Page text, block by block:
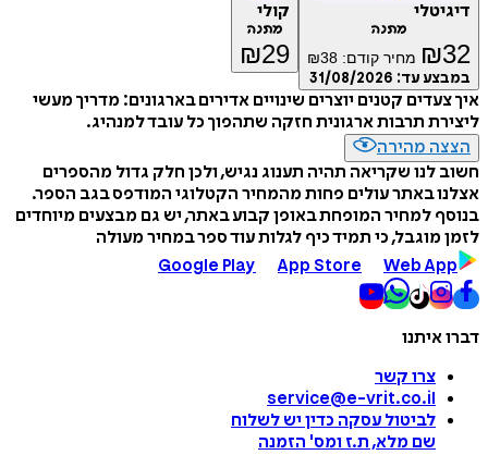
דיגיטלי
מתנה
₪32 מחיר קודם: ₪38
במבצע עד: 31/08/2026
קולי
מתנה
₪29
איך צעדים קטנים יוצרים שינויים אדירים בארגונים: מדריך מעשי
ליצירת תרבות ארגונית חזקה שתהפוך כל עובד למנהיג.
הצצה מהירה
חשוב לנו שקריאה תהיה תענוג נגיש, ולכן חלק גדול מהספרים
אצלנו באתר עולים פחות מהמחיר הקטלוגי המודפס בגב הספר.
בנוסף למחיר המופחת באופן קבוע באתר, יש גם מבצעים מיוחדים
לזמן מוגבל, כי תמיד כיף לגלות עוד ספר במחיר מעולה
Google Play
App Store Web App
דברו איתנו
צרו קשר
service@e-vrit.co.il
לביטול עסקה כדין יש לשלוח
שם מלא, ת.ז ומס' הזמנה